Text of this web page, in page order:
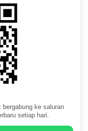
ke saluran
setiap hari.